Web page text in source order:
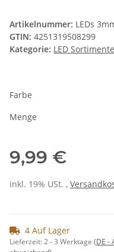
Artikelnummer: LEDs
GTIN: 4251319508299
Kategorie: LED Sortimente
Farbe
Menge
9,99 €
inkl. 19% USt. ,
4 Auf Lager
Lieferzeit:2 - 3 Werktage (DE -